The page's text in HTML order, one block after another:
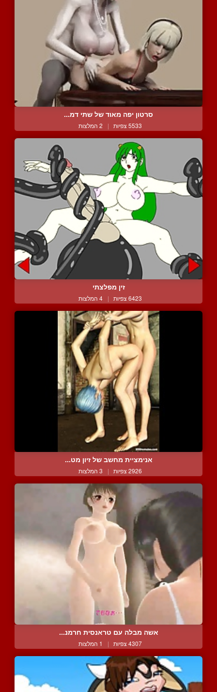
סרטון יפה מאוד של שתי דמ...
5533 צפיות | 2 המלצות
זין מפלצתי
6423 צפיות | 4 המלצות
אנימציית מחשב של זיון מט...
2926 צפיות | 3 המלצות
אשה מבלה עם טראנסית חרמנ...
4307 צפיות | 1 המלצות